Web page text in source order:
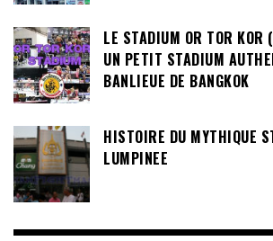
LE STADIUM OR TOR KOR
UN PETIT STADIUM
BANLIEUE DE BANGKOK
HISTOIRE DU MYTHIQUE
LUMPINEE